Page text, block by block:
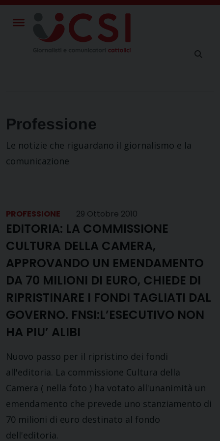
Skip
content
Professione
Le notizie che riguardano il giornalismo e la
comunicazione
PROFESSIONE 29 Ottobre 2010
EDITORIA: LA COMMISSIONE
CULTURA DELLA CAMERA,
APPROVANDO UN EMENDAMENTO
DA 70 MILIONI DI EURO, CHIEDE DI
RIPRISTINARE I FONDI TAGLIATI DAL
GOVERNO. FNSI:L’ESECUTIVO NON
HA PIU’ ALIBI
Nuovo passo per il ripristino dei fondi
all'editoria. La commissione Cultura della
Camera ( nella foto ) ha votato all'unanimità un
emendamento che prevede uno stanziamento di
70 milioni di euro destinato al fondo
dell'editoria.